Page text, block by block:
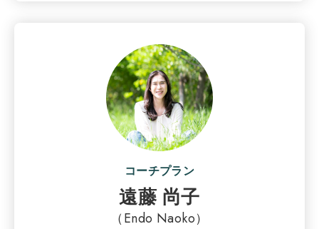
コーチプラン
遠藤 尚子
（Endo Naoko）